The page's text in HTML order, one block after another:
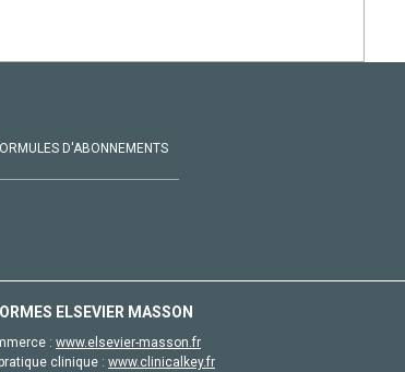
D'ABONNEMENTS
ELSEVIER MASSON
: www.elsevier-masson.fr
clinique : www.clinicalkey.fr